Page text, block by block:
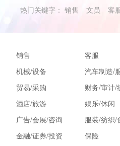
热门关键字： 销售 文员 客
销售
客服
机械/设备
汽车制造/
贸易/采购
财务/审计/
酒店/旅游
娱乐/休闲
广告/会展/咨询
服装/纺织/
金融/证券/投资
保险